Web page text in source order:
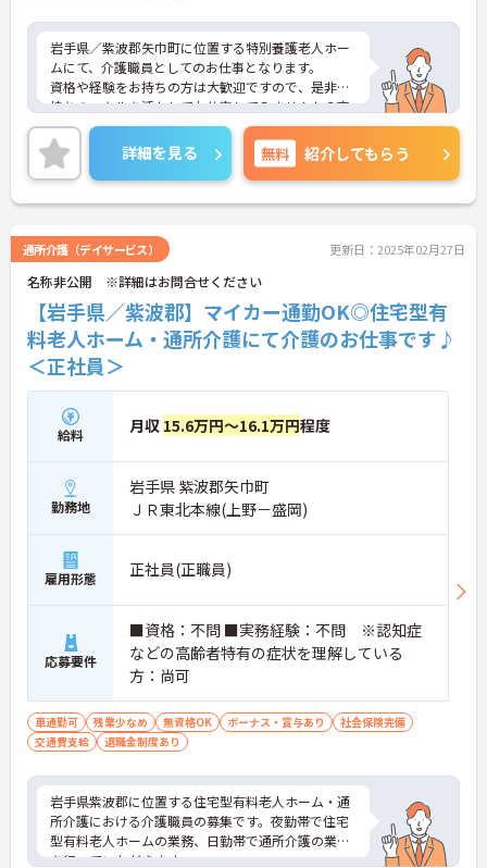
岩手県／紫波郡矢巾町に位置する特別養護老人ホー
ムにて、介護職員としてのお仕事となります。
資格や経験をお持ちの方は大歓迎ですので、是非お
持ちのスキルを活かしてお仕事してみませんか？夜
勤手当や扶養手当、資格手当など充実しておりま
す！
ご興味ある方は面接ポイントをお伝えしますので、
お気軽にお問い合わせください♪
詳細を見る 無料 紹介してもらう
通所介護（デイサービス） 更新日：2025年02月27日
名称非公開 ※詳細はお問合せください
【岩手県／紫波郡】マイカー通勤OK◎住宅型有
料老人ホーム・通所介護にて介護のお仕事です♪
＜正社員＞
給料 月収 15.6万円～16.1万円程度
勤務地
岩手県 紫波郡矢巾町
ＪＲ東北本線(上野－盛岡)
雇用形態 正社員(正職員)
応募要件
■資格：不問 ■実務経験：不問 ※認知症
などの高齢者特有の症状を理解している
方：尚可
車通勤可 残業少なめ 無資格OK ボーナス・賞与あり
社会保険完備
交通費支給
退職金制度あり
岩手県紫波郡に位置する住宅型有料老人ホーム・通
所介護における介護職員の募集です。夜勤帯で住宅
型有料老人ホームの業務、日勤帯で通所介護の業務
を行っていただきます。